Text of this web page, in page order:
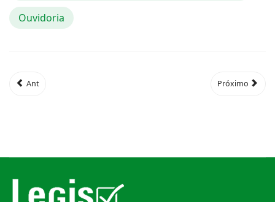
Ouvidoria
Ant Próximo